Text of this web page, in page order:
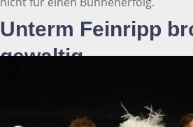
Unterm Feinripp
gewaltig